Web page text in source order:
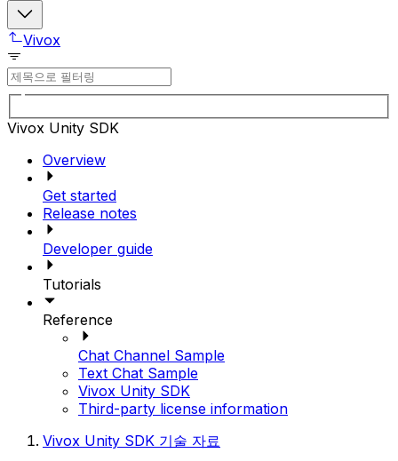
Vivox
Vivox Unity SDK
Overview
Get started
Release notes
Developer guide
Tutorials
Reference
Chat Channel Sample
Text Chat Sample
Vivox Unity SDK
Third-party license information
Vivox Unity SDK 기술 자료